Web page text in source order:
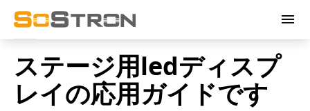
menu
ステージ用ledディスプ
レイの応用ガイドです